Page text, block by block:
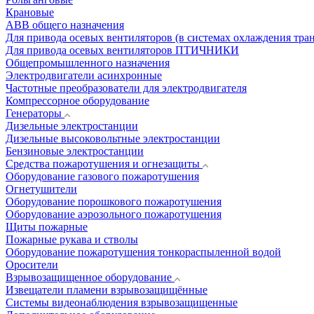
Крановые
АВВ общего назначения
Для привода осевых вентиляторов (в системах охлаждения
Для привода осевых вентиляторов ПТИЧНИКИ
Общепромышленного назначения
Электродвигатели асинхронные
Частотные преобразователи для электродвигателя
Компрессорное оборудование
Генераторы
Дизельные электростанции
Дизельные высоковольтные электростанции
Бензиновые электростанции
Средства пожаротушения и огнезащиты
Оборудование газового пожаротушения
Огнетушители
Оборудование порошкового пожаротушения
Оборудование аэрозольного пожаротушения
Щиты пожарные
Пожарные рукава и стволы
Оборудование пожаротушения тонкораспыленной водой
Оросители
Взрывозащищенное оборудование
Извещатели пламени взрывозащищённые
Системы видеонаблюдения взрывозащищенные